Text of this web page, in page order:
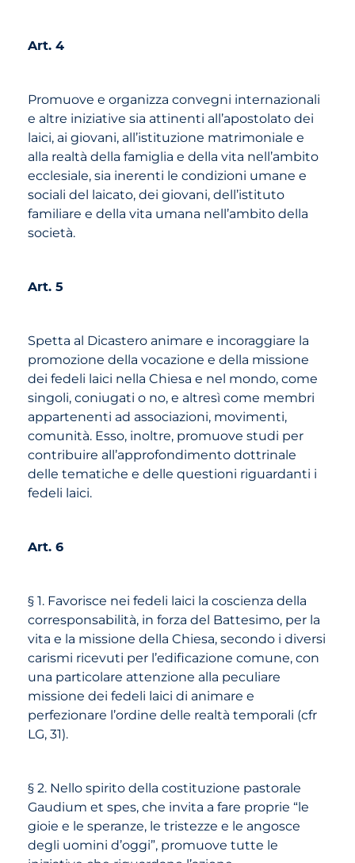
Art. 4
Promuove e organizza convegni internazionali
e altre iniziative sia attinenti all’apostolato dei
laici, ai giovani, all’istituzione matrimoniale e
alla realtà della famiglia e della vita nell’ambito
ecclesiale, sia inerenti le condizioni umane e
sociali del laicato, dei giovani, dell’istituto
familiare e della vita umana nell’ambito della
società.
Art. 5
Spetta al Dicastero animare e incoraggiare la
promozione della vocazione e della missione
dei fedeli laici nella Chiesa e nel mondo, come
singoli, coniugati o no, e altresì come membri
appartenenti ad associazioni, movimenti,
comunità. Esso, inoltre, promuove studi per
contribuire all’approfondimento dottrinale
delle tematiche e delle questioni riguardanti i
fedeli laici.
Art. 6
§ 1. Favorisce nei fedeli laici la coscienza della
corresponsabilità, in forza del Battesimo, per la
vita e la missione della Chiesa, secondo i diversi
carismi ricevuti per l’edificazione comune, con
una particolare attenzione alla peculiare
missione dei fedeli laici di animare e
perfezionare l’ordine delle realtà temporali (cfr
LG, 31).
§ 2. Nello spirito della costituzione pastorale
Gaudium et spes, che invita a fare proprie “le
gioie e le speranze, le tristezze e le angosce
degli uomini d’oggi”, promuove tutte le